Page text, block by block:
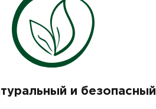
и безопасный